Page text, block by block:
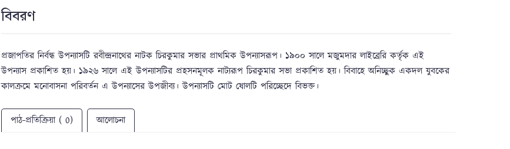
বিবরণ
প্রজাপতির নির্বন্ধ উপন্যাসটি রবীন্দ্রনাথের নাটক চিরকুমার সভার প্রাথমিক উপন্যাসরূপ। ১৯০০ সালে মজুমদার লাইব্রেরি কর্তৃক এই
উপন্যাস প্রকাশিত হয়। ১৯২৬ সালে এই উপন্যাসটির প্রহসনমূলক নাট্যরূপ চিরকুমার সভা প্রকাশিত হয়। বিবাহে অনিচ্ছুক একদল যুবকের
কালক্রমে মনোবাসনা পরিবর্তন এ উপন্যাসের উপজীব্য। উপন্যাসটি মোট ষোলটি পরিচ্ছেদে বিভক্ত।
পাঠ-প্রতিক্রিয়া ( 0) আলোচনা